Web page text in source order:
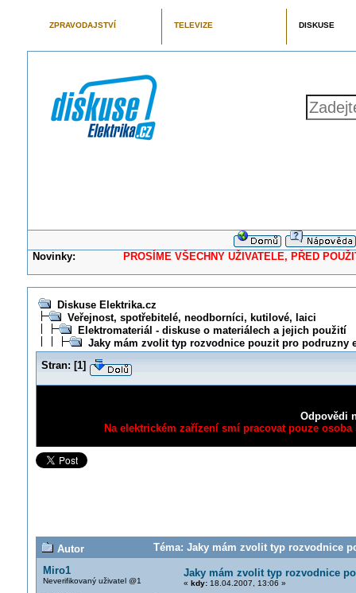
ZPRAVODAJSTVÍ TELEVIZE DISKUSE
Novinky: PROSÍME VŠECHNY UŽIVATELE, PŘED
Diskuse Elektrika.cz
Veřejnost, spotřebitelé, neodborníci, kutilové, laici
Elektromateriál - diskuse o materiálech a jejich použití
Jaky mám zvolit typ rozvodnice pouzit pro podruzny
Stran: [1]
Odpovědi
Na elektrickém zařízení smí pracovat pouze
Autor
Téma: Jaky mám zvolit typ rozvodnice
Miro1
Neverifikovaný uživatel @1
Jaky mám zvolit typ rozvodnice
« kdy:18.04.2007, 13:06 »